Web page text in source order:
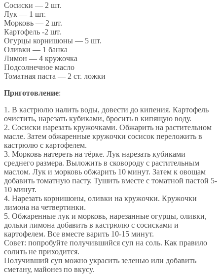
Сосиски — 2 шт.
Лук — 1 шт.
Морковь — 2 шт.
Картофель -2 шт.
Огурцы корнишоны — 5 шт.
Оливки — 1 банка
Лимон — 4 кружочка
Подсолнечное масло
Томатная паста — 2 ст. ложки
Приготовление:
1. В кастрюлю налить воды, довести до кипения. Картофель
очистить, нарезать кубиками, бросить в кипящую воду.
2. Сосиски нарезать кружочками. Обжарить на растительном
масле. Затем обжаренные кружочки сосисок переложить в
кастрюлю с картофелем.
3. Морковь натереть на тёрке. Лук нарезать кубиками
среднего размера. Выложить в сковороду с растительным
маслом. Лук и морковь обжарить 10 минут. Затем к овощам
добавить томатную пасту. Тушить вместе с томатной пастой 5-
10 минут.
4. Нарезать корнишоны, оливки на кружочки. Кружочки
лимона на четвертинки.
5. Обжаренные лук и морковь, нарезанные огурцы, оливки,
дольки лимона добавить в кастрюлю с сосисками и
картофелем. Все вместе варить 10-15 минут.
Совет: попробуйте получившийся суп на соль. Как правило
солить не приходится.
Получивший суп можно украсить зеленью или добавить
сметану, майонез по вкусу.